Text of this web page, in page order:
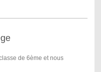
de 6ème et nous